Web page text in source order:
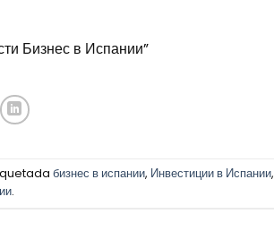
Бизнес в Испании”
бизнес в испании, Инвестиции в Испании,
.